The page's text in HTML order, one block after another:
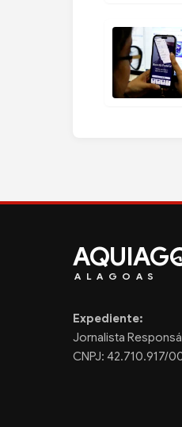
AQUIAG
ALAGOAS
Expediente:
Jornalista
CNPJ: 42.710.917/